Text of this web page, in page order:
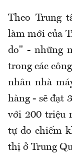
Theo Trung
làm mới của
do" - những
trong các
nhân nhà
hàng - sẽ đạt
với 200 triệu
tự do chiếm
thị ở Trung